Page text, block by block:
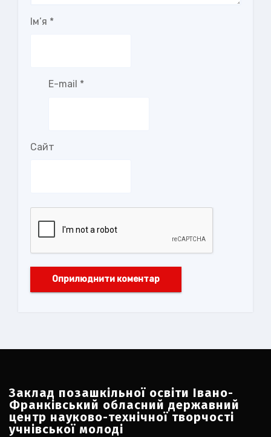
Ім’я *
E-mail *
Сайт
Заклад позашкільної освіти Івано-
Франківський обласний державний
центр науково-технічної творчості
учнівської молоді